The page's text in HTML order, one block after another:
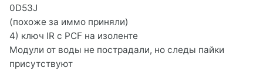
0D53J
(похоже за иммо приняли)
4) ключ IR с PCF на изоленте
Модули от воды не пострадали, но следы пайки
присутствуют